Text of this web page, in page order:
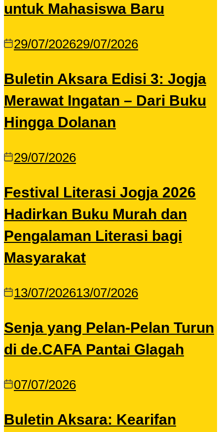
untuk Mahasiswa Baru
29/07/202629/07/2026
Buletin Aksara Edisi 3: Jogja
Merawat Ingatan – Dari Buku
Hingga Dolanan
29/07/2026
Festival Literasi Jogja 2026
Hadirkan Buku Murah dan
Pengalaman Literasi bagi
Masyarakat
13/07/202613/07/2026
Senja yang Pelan-Pelan Turun
di de.CAFA Pantai Glagah
07/07/2026
Buletin Aksara: Kearifan